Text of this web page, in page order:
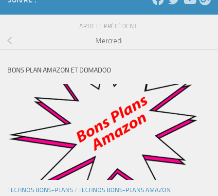
ARTICLE PRÉCÉDENT
Mercredi
BONS PLAN AMAZON ET DOMADOO
TECHNOS BONS-PLANS / TECHNOS BONS-PLANS AMAZON